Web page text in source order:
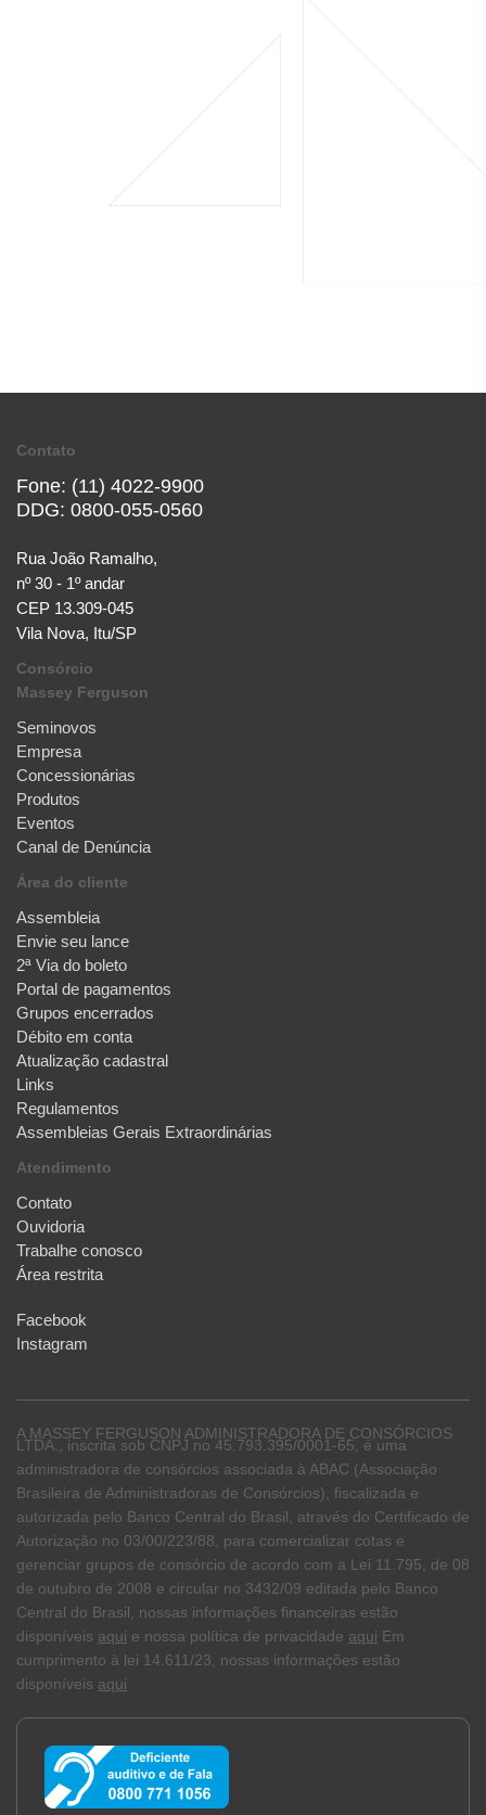
Contato
Fone: (11) 4022-9900
DDG: 0800-055-0560
Rua João Ramalho,
nº 30 - 1º andar
CEP 13.309-045
Vila Nova, Itu/SP
Consórcio
Massey Ferguson
Seminovos
Empresa
Concessionárias
Produtos
Eventos
Canal de Denúncia
Área do cliente
Assembleia
Envie seu lance
2ª Via do boleto
Portal de pagamentos
Grupos encerrados
Débito em conta
Atualização cadastral
Links
Regulamentos
Assembleias Gerais Extraordinárias
Atendimento
Contato
Ouvidoria
Trabalhe conosco
Área restrita
Facebook
Instagram
A MASSEY FERGUSON ADMINISTRADORA DE CONSÓRCIOS
LTDA., inscrita sob CNPJ no 45.793.395/0001-65, é uma
administradora de consórcios associada à ABAC (Associação
Brasileira de Administradoras de Consórcios), fiscalizada e
autorizada pelo Banco Central do Brasil, através do Certificado de
Autorização no 03/00/223/88, para comercializar cotas e
gerenciar grupos de consórcio de acordo com a Lei 11.795, de 08
de outubro de 2008 e circular no 3432/09 editada pelo Banco
Central do Brasil, nossas informações financeiras estão
disponíveis aqui e nossa política de privacidade aqui Em
cumprimento à lei 14.611/23, nossas informações estão
disponíveis aqui